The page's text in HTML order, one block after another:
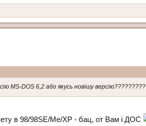
МS-DOS 6,2 або якусь новішу версію?????????
в 98/98SE/Me/XP - бац, от Вам і ДОС